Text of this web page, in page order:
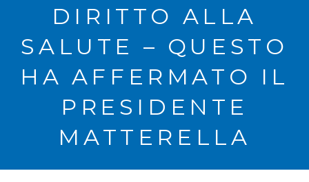
DIRITTO ALLA
SALUTE – QUESTO
HA AFFERMATO IL
PRESIDENTE
MATTERELLA